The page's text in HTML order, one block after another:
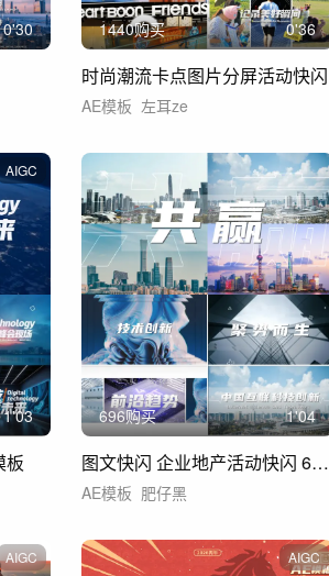
0'30 1440购买 0'36
时尚潮流卡点图片分屏活动快闪
AE模板 左耳ze
AIGC
1'03
板
696购买 1'04
图文快闪 企业地产活动快闪 60秒
AE模板 肥仔黑
AIGC AIGC